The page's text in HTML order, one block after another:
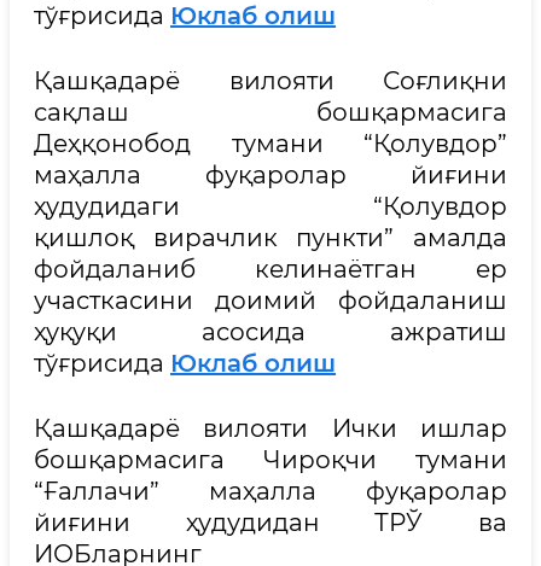
тўғрисида Юклаб олиш
Қашқадарё вилояти Соғлиқни
сақлаш бошқармасига
Деҳқонобод тумани “Қолувдор”
маҳалла фуқаролар йиғини
ҳудудидаги “Қолувдор
қишлоқ вирачлик пункти” амалда
фойдаланиб келинаётган ер
участкасини доимий фойдаланиш
ҳуқуқи асосида ажратиш
тўғрисида Юклаб олиш
Қашқадарё вилояти Ички ишлар
бошқармасига Чироқчи тумани
“Ғаллачи” маҳалла фуқаролар
йиғини ҳудудидан ТРЎ ва
ИОБларнинг